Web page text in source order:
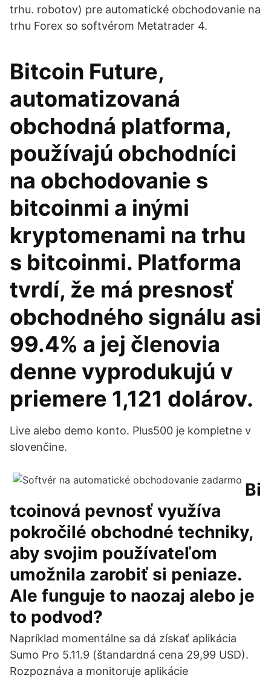
trhu. robotov) pre automatické obchodovanie na
trhu Forex so softvérom Metatrader 4.
Bitcoin Future,
automatizovaná
obchodná platforma,
používajú obchodníci
na obchodovanie s
bitcoinmi a inými
kryptomenami na trhu
s bitcoinmi. Platforma
tvrdí, že má presnosť
obchodného signálu asi
99.4% a jej členovia
denne vyprodukujú v
priemere 1,121 dolárov.
Live alebo demo konto. Plus500 je kompletne v
slovenčine.
Bi
tcoinová pevnosť využíva
pokročilé obchodné techniky,
aby svojim používateľom
umožnila zarobiť si peniaze.
Ale funguje to naozaj alebo je
to podvod?
Napríklad momentálne sa dá získať aplikácia
Sumo Pro 5.11.9 (štandardná cena 29,99 USD).
Rozpoznáva a monitoruje aplikácie